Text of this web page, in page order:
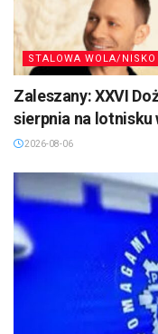
STALOWA WOLA/NISKO
Zaleszany: XXVI
sierpnia na lotnisku
2026-08-06